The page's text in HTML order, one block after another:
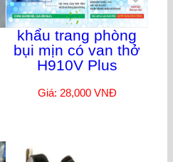
khẩu trang phòng
bụi mịn có van thở
H910V Plus
Giá: 28,000 VNĐ